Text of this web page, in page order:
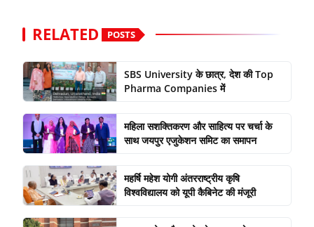
RELATED POSTS
SBS University के छात्र, देश की Top
Pharma Companies में
महिला सशक्तिकरण और साहित्य पर चर्चा के
साथ जयपुर एजुकेशन समिट का समापन
महर्षि महेश योगी अंतरराष्ट्रीय कृषि
विश्वविद्यालय को यूपी कैबिनेट की मंजूरी